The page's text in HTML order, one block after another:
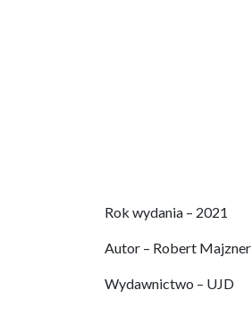
Rok wydania – 2021
Autor – Robert Majzner
Wydawnictwo – UJD